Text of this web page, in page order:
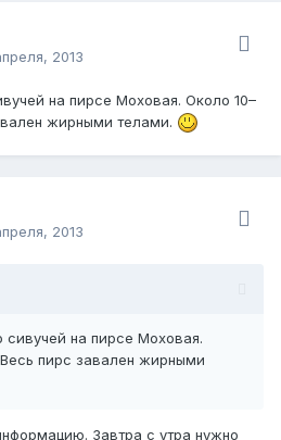
2013
на пирсе Моховая. Около 10–
жирными телами.
2013
на пирсе Моховая.
пирс завален жирными
Завтра с утра нужно